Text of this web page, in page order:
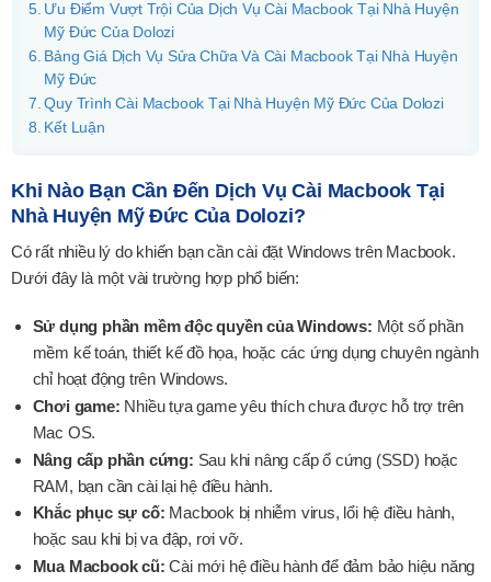
Ưu Điểm Vượt Trội Của Dịch Vụ Cài Macbook Tại Nhà Huyện
Mỹ Đức Của Dolozi
Bảng Giá Dịch Vụ Sửa Chữa Và Cài Macbook Tại Nhà Huyện
Mỹ Đức
Quy Trình Cài Macbook Tại Nhà Huyện Mỹ Đức Của Dolozi
Kết Luận
Khi Nào Bạn Cần Đến Dịch Vụ Cài Macbook Tại
Nhà Huyện Mỹ Đức Của Dolozi?
Có rất nhiều lý do khiến bạn cần cài đặt Windows trên Macbook.
Dưới đây là một vài trường hợp phổ biến:
Sử dụng phần mềm độc quyền của Windows: Một số phần
mềm kế toán, thiết kế đồ họa, hoặc các ứng dụng chuyên ngành
chỉ hoạt động trên Windows.
Chơi game: Nhiều tựa game yêu thích chưa được hỗ trợ trên
Mac OS.
Nâng cấp phần cứng: Sau khi nâng cấp ổ cứng (SSD) hoặc
RAM, bạn cần cài lại hệ điều hành.
Khắc phục sự cố: Macbook bị nhiễm virus, lổi hệ điều hành,
hoặc sau khi bị va đập, rơi vỡ.
Mua Macbook cũ: Cài mới hệ điều hành để đảm bảo hiệu năng